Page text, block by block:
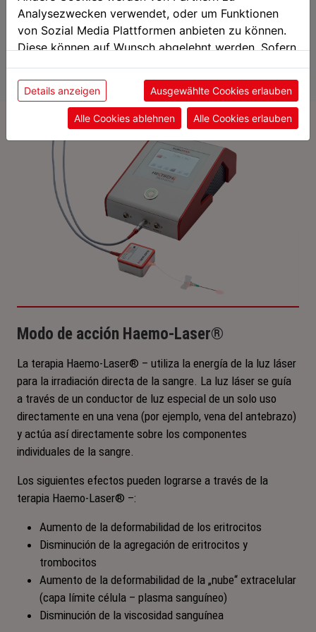
Reducción del riesgo de infecciones
Reducción de hinchazones
Aplicaciones / Indicaciones LLLT
Modo de acción Haemo-Laser®
La terapia Haemo-Laser® – utiliza la energía de la luz láser
para la irradiación directa de la sangre. La luz láser se guía
a través de un conductor de luz especial de un solo uso
directamente en una vena (por ejemplo, vena del antebrazo)
y actúa así directamente sobre los componentes
individuales de la sangre.
Los siguientes efectos pueden lograrse a través de la
terapia Haemo-Laser® –:
Aumento de la deformabilidad de los eritrocitos
Disminución de la agregación de eritrocitos y
trombocitos
Aumento de la deformabilidad de la „nube“ extracelular
(capa límite célula – plasma sanguíneo)
Disminución de la viscosidad sanguínea
Analysezwecken verwendet, oder um Funktionen
von Sozial Media Plattformen anbieten zu können.
Diese können auf Wunsch abgelehnt werden. Sofern
Einwilligung zu unseren Cookies.
Details anzeigen Ausgewählte Cookies erlauben
Alle Cookies ablehnen Alle Cookies erlauben